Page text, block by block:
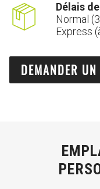
Délais
Normal
Express
DEMANDER